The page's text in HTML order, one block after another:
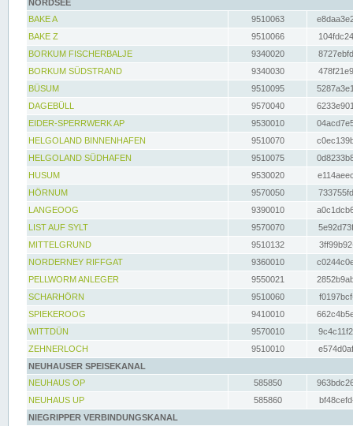
NORDSEE
BAKE A
9510063
BAKE Z
9510066
BORKUM FISCHERBALJE
9340020
BORKUM SÜDSTRAND
9340030
BÜSUM
9510095
DAGEBÜLL
9570040
EIDER-SPERRWERK AP
9530010
HELGOLAND BINNENHAFEN
9510070
HELGOLAND SÜDHAFEN
9510075
HUSUM
9530020
HÖRNUM
9570050
LANGEOOG
9390010
LIST AUF SYLT
9570070
MITTELGRUND
9510132
NORDERNEY RIFFGAT
9360010
PELLWORM ANLEGER
9550021
SCHARHÖRN
9510060
SPIEKEROOG
9410010
WITTDÜN
9570010
ZEHNERLOCH
9510010
NEUHAUSER SPEISEKANAL
NEUHAUS OP
585850
NEUHAUS UP
585860
NIEGRIPPER VERBINDUNGSKANAL